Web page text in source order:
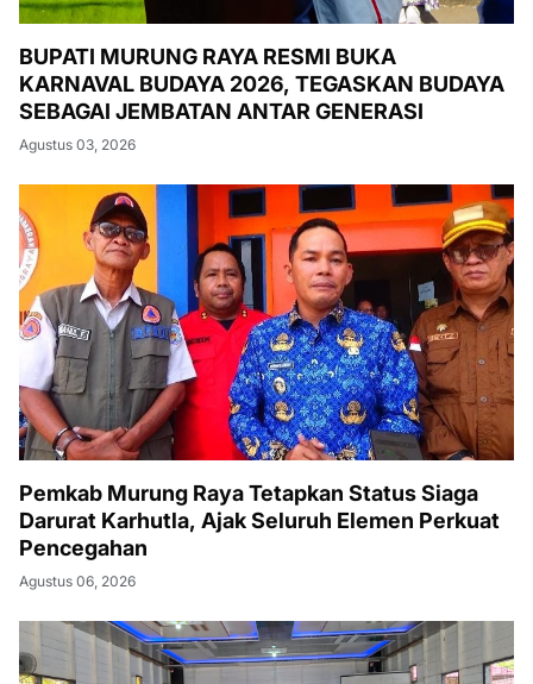
BUPATI MURUNG RAYA RESMI BUKA
KARNAVAL BUDAYA 2026, TEGASKAN BUDAYA
SEBAGAI JEMBATAN ANTAR GENERASI
Agustus 03, 2026
Pemkab Murung Raya Tetapkan Status Siaga
Darurat Karhutla, Ajak Seluruh Elemen Perkuat
Pencegahan
Agustus 06, 2026